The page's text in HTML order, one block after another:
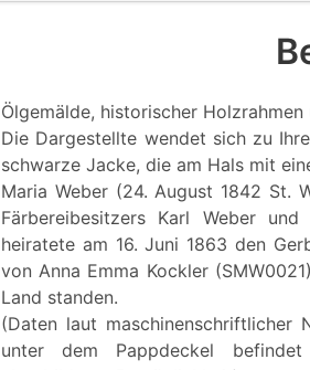
Ölgemälde, historischer Holzrahmen
Die Dargestellte wendet sich zu
schwarze Jacke, die am Hals mit
Maria Weber (24. August 1842 St.
Färbereibesitzers Karl Weber
heiratete am 16. Juni 1863 den
von Anna Emma Kockler
Land standen.
(Daten laut maschinenschriftlicher
unter dem Pappdeckel